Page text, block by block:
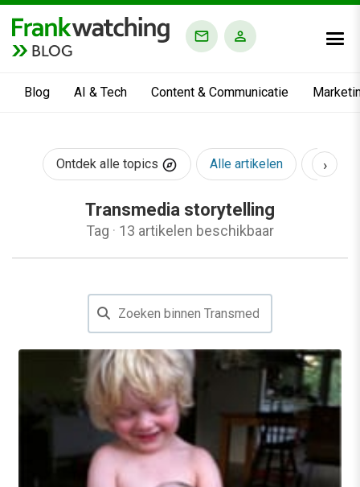
BLOG
Blog AI & Tech Content & Communicatie
Ontdek alle topics Alle artikelen AI &
›
Transmedia storytelling
Tag · 13 artikelen beschikbaar